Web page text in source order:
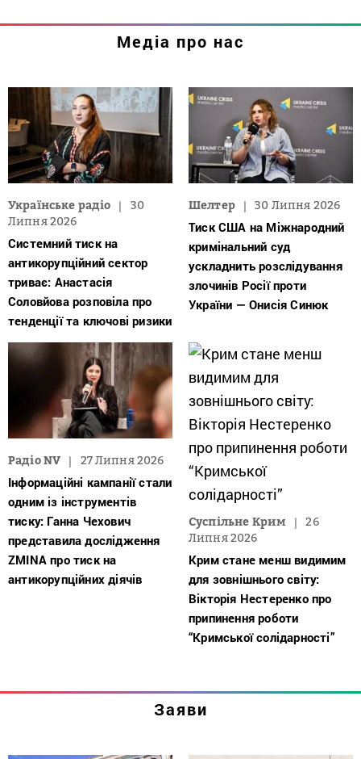
Медіа про нас
Українське радіо
30
Липня 2026
Системний тиск на
антикорупційний сектор
триває: Анастасія
Соловйова розповіла про
тенденції та ключові ризики
Шелтер 30 Липня 2026
Тиск США на Міжнародний
кримінальний суд
ускладнить розслідування
злочинів Росії проти
України — Онисія Синюк
Радіо NV 27 Липня 2026
Інформаційні кампанії стали
одним із інструментів
тиску: Ганна Чехович
представила дослідження
ZMINA про тиск на
антикорупційних діячів
Суспільне Крим
26
Липня 2026
Крим стане менш видимим
для зовнішнього світу:
Вікторія Нестеренко про
припинення роботи
“Кримської солідарності”
Заяви